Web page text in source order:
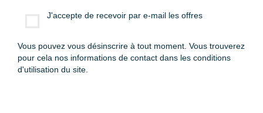
J'accepte de recevoir par e-mail les offres
Vous pouvez vous désinscrire à tout moment. Vous trouverez
pour cela nos informations de contact dans les conditions
d'utilisation du site.